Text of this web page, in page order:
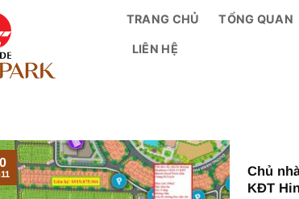
TRANG CHỦ TỔNG QUAN
LIÊN HỆ
Chủ
KĐT